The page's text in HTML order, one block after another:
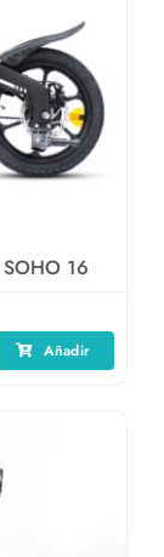
16
Añadir